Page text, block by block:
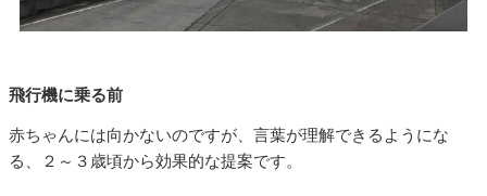
飛行機に乗る前
赤ちゃんには向かないのですが、言葉が理解できるようにな
る、２～３歳頃から効果的な提案です。